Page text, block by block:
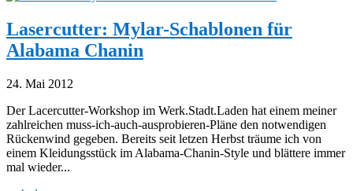
Lasercutter: Mylar-Schablonen für
Alabama Chanin
24. Mai 2012
Der Lacercutter-Workshop im Werk.Stadt.Laden hat einem meiner
zahlreichen muss-ich-auch-ausprobieren-Pläne den notwendigen
Rückenwind gegeben. Bereits seit letzen Herbst träume ich von
einem Kleidungsstück im Alabama-Chanin-Style und blättere immer
mal wieder...